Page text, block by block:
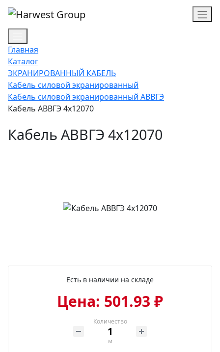
Главная
Каталог
ЭКРАНИРОВАННЫЙ КАБЕЛЬ
Кабель силовой экранированный
Кабель силовой экранированный АВВГЭ
Кабель АВВГЭ 4х12070
Кабель АВВГЭ 4х12070
Есть в наличии на складе
Цена: 501.93 ₽
Количество
м